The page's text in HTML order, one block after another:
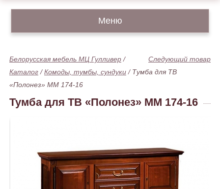
Меню
Следующий товар
Белорусская мебель МЦ Гулливер /
Каталог /Комоды, тумбы, сундуки / Тумба для ТВ
«Полонез» ММ 174-16
Тумба для ТВ «Полонез» ММ 174-16